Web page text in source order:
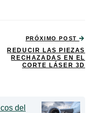
PRÓXIMO POST
REDUCIR LAS PIEZAS
RECHAZADAS EN EL
CORTE LÁSER 3D
del